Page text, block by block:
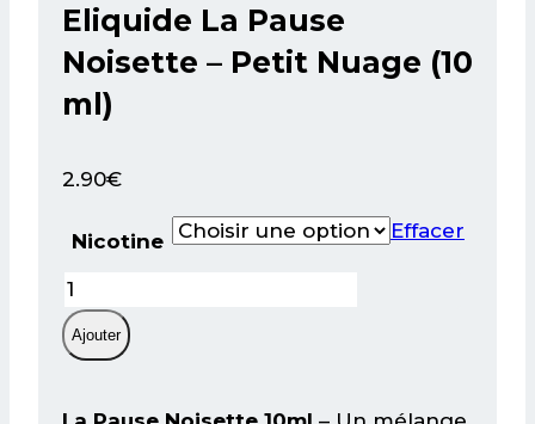
Eliquide La Pause
Noisette – Petit Nuage (10
ml)
2.90€
Nicotine Effacer
quantité
de
Eliquide
Pause
Ajouter